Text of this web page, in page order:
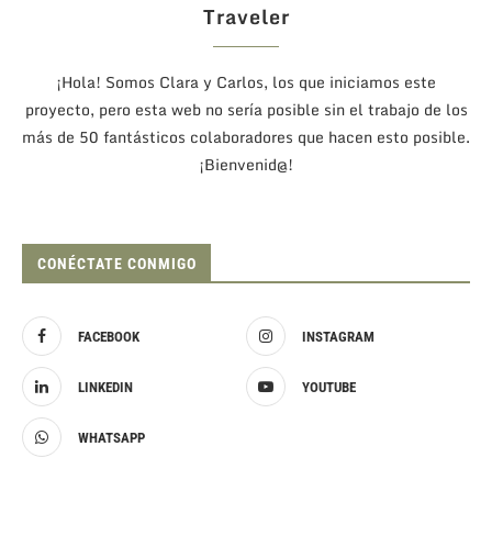
Traveler
¡Hola! Somos Clara y Carlos, los que iniciamos este
proyecto, pero esta web no sería posible sin el trabajo de los
más de 50 fantásticos colaboradores que hacen esto posible.
¡Bienvenid@!
CONÉCTATE CONMIGO
FACEBOOK INSTAGRAM
LINKEDIN YOUTUBE
WHATSAPP